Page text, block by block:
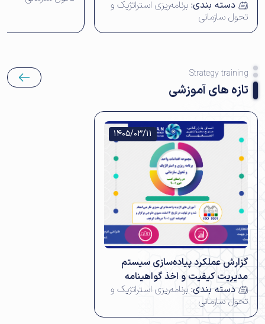
فرهنگ سازمانی
دسته بندی: برنامه‌ریزی استراتژیک و
تحول سازمانی
Strategy training
تازه های آموزشی
1405/03/11
گزارش عملکرد پیاده‌سازی سیستم
مدیریت کیفیت و اخذ گواهینامه
دسته بندی: برنامه‌ریزی استراتژیک و
تحول سازمانی